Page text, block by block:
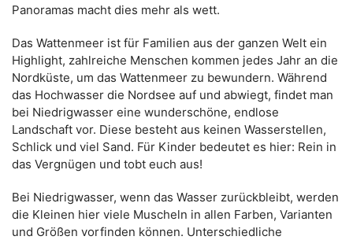
Panoramas macht dies mehr als wett.
Das Wattenmeer ist für Familien aus der ganzen Welt ein
Highlight, zahlreiche Menschen kommen jedes Jahr an die
Nordküste, um das Wattenmeer zu bewundern. Während
das Hochwasser die Nordsee auf und abwiegt, findet man
bei Niedrigwasser eine wunderschöne, endlose
Landschaft vor. Diese besteht aus keinen Wasserstellen,
Schlick und viel Sand. Für Kinder bedeutet es hier: Rein in
das Vergnügen und tobt euch aus!
Bei Niedrigwasser, wenn das Wasser zurückbleibt, werden
die Kleinen hier viele Muscheln in allen Farben, Varianten
und Größen vorfinden können. Unterschiedliche